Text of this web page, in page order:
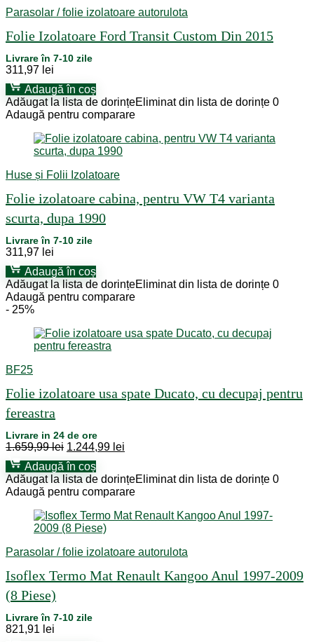
Parasolar / folie izolatoare autorulota
Folie Izolatoare Ford Transit Custom Din 2015
Livrare în 7-10 zile
311,97 lei
Adaugă în coș
Adăugat la lista de dorințeEliminat din lista de dorințe 0
Adaugă pentru comparare
Huse și Folii Izolatoare
Folie izolatoare cabina, pentru VW T4 varianta
scurta, dupa 1990
Livrare în 7-10 zile
311,97 lei
Adaugă în coș
Adăugat la lista de dorințeEliminat din lista de dorințe 0
Adaugă pentru comparare
- 25%
BF25
Folie izolatoare usa spate Ducato, cu decupaj pentru
fereastra
Livrare in 24 de ore
1.659,99lei Prețul
inițial
a
fost:
1.659,99 lei.
1.244,99 lei
1.244,99 lei.
Adaugă în coș
Adăugat la lista de dorințeEliminat din lista de dorințe 0
Adaugă pentru comparare
Parasolar / folie izolatoare autorulota
Isoflex Termo Mat Renault Kangoo Anul 1997-2009
(8 Piese)
Livrare în 7-10 zile
821,91 lei